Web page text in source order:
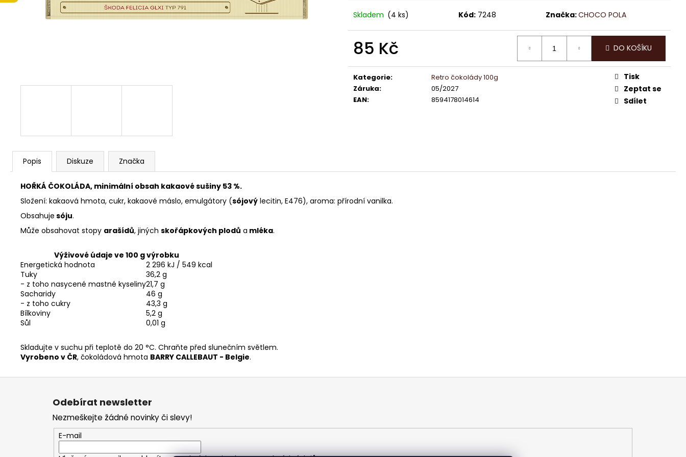
Skladem (4 ks) Kód: 7248 Značka:CHOCO POLA
85 Kč
cena:
DO KOŠÍKU
Kategorie:
Retro čokolády 100g
Záruka:
05/2027
EAN: 8594178014614
Tisk
Zeptat se
Sdílet
Popis Diskuze Značka
HOŘKÁ ČOKOLÁDA, minimální obsah kakaové sušiny 53 %.
Složení: kakaová hmota, cukr, kakaové máslo, emulgátory (sójový lecitin, E476), aroma: přírodní vanilka.
Obsahuje sóju.
Může obsahovat stopy arašídů, jiných skořápkových plodů a mléka.
Výživové údaje ve 100 g výrobku
Energetická hodnota
2 296 kJ / 549 kcal
Tuky
- z toho nasycené mastné kyseliny
36,2 g
21,7 g
Sacharidy
- z toho cukry
46 g
43,3 g
Bílkoviny
5,2 g
Sůl
0,01 g
Skladujte v suchu při teplotě do 20 °C. Chraňte před slunečním světlem.
Vyrobeno v ČR, čokoládová hmota BARRY CALLEBAUT - Belgie.
ČOKOLÁDKY LINDT EXCELLENCE 70%
KAKAA 5,5 G
LINDT LINDOR PRALINKY BÍLÁ ČOKOLÁDA
12,5G (8 KS 100G 104,-)(4 KS 50G 52,-)
LINDOR PRALINKY HOŘKÁ ČOKOLÁDA
60% 12,5G
Z
Odebírat newsletter
Nezmeškejte žádné novinky či slevy!
E-mail